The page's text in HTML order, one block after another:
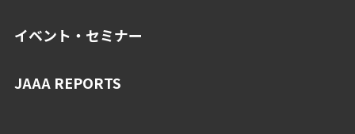
イベント・セミナー
JAAA REPORTS